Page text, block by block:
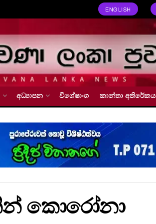
ENGLISH
අධ්‍යාපන විශේෂාංග කාන්තා අතිරේකය
කොරෝනා